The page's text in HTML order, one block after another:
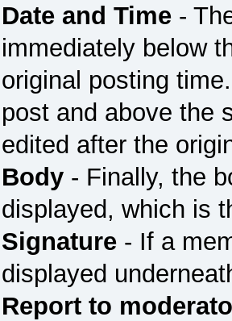
Date and Time-
immediately below
original posting
post and above the
edited after the
Body- Finally, the
displayed, which is
Signature- If a
displayed
Report to